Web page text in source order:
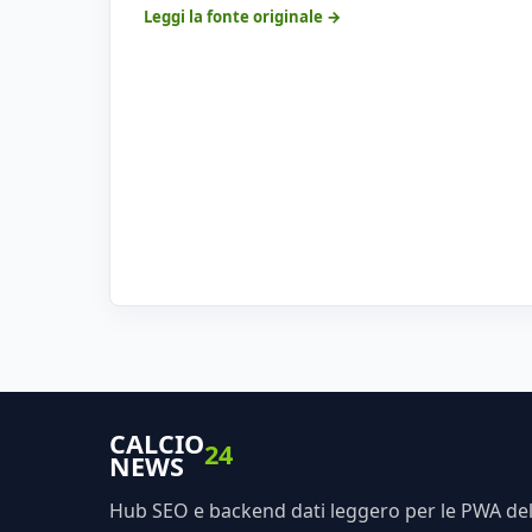
Leggi la fonte originale →
CALCIO
NEWS 24
Hub SEO e backend dati leggero per le PWA